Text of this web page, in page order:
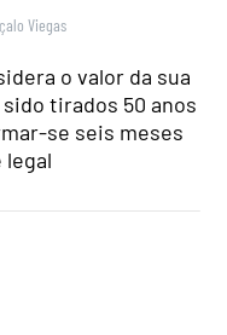
Viegas
o valor da sua
tirados 50 anos
se seis meses
legal